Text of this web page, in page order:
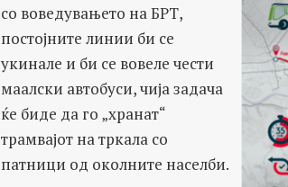
со воведувањето на БРТ,
постојните линии би се
укинале и би се вовеле чести
маалски автобуси, чија задача
ќе биде да го „хранат“
трамвајот на тркала со
патници од околните населби.